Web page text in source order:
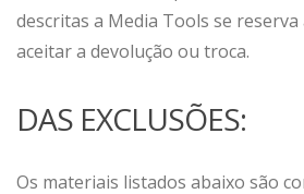
descritas a Media Tools se
aceitar a devolução ou troca.
DAS EXCLUSÕES:
Os materiais listados abaixo são